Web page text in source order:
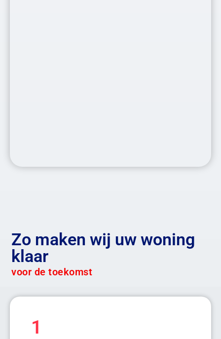
Zo maken wij uw woning
klaar
voor de toekomst
1